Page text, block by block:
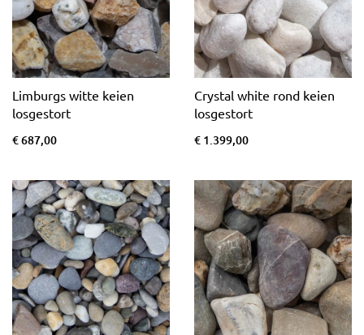
Limburgs witte keien
losgestort
€ 687,00
Crystal white rond keien
losgestort
€ 1.399,00